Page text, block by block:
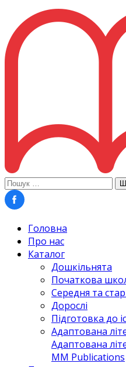
Пошук:
Головна
Про нас
Каталог
Дошкільнята
Початкова
Середня та
Дорослі
Підготовка до
Адаптована
Адаптована
MM Publications